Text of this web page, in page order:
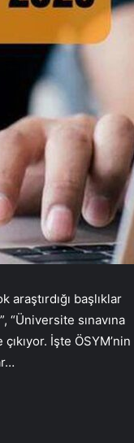
başlıklar
“Üniversite sınavına
İşte ÖSYM’nin